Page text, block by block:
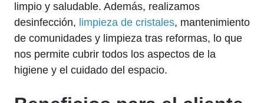
limpio y saludable. Además, realizamos
desinfección, limpieza de cristales, mantenimiento
de comunidades y limpieza tras reformas, lo que
nos permite cubrir todos los aspectos de la
higiene y el cuidado del espacio.